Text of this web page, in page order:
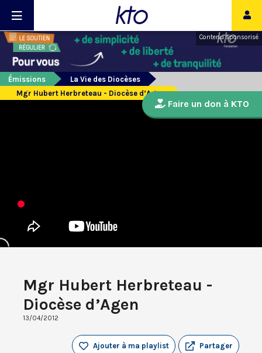
Contenu sponsorisé
Émissions
La Vie des Diocèses
Mgr Hubert Herbreteau - Diocèse d’Agen
Mgr Hubert Herbreteau -
Diocèse d’Agen
13/04/2012
Partager
Ajouter à ma playlist
Faire un don à KTO